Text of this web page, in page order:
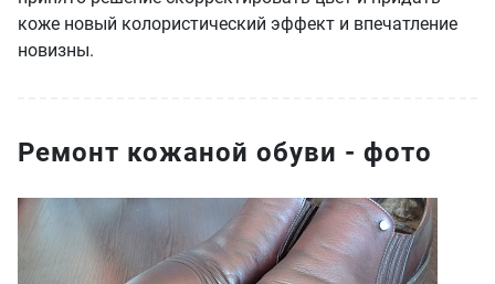
коже новый колористический эффект и впечатление
новизны.
Ремонт кожаной обуви - фото